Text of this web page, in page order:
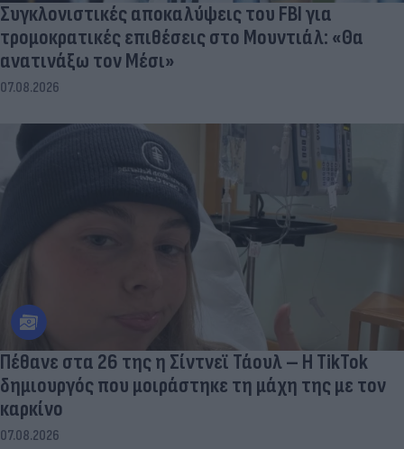
Συγκλονιστικές αποκαλύψεις του FBI για
τρομοκρατικές επιθέσεις στο Μουντιάλ: «Θα
ανατινάξω τον Μέσι»
07.08.2026
Πέθανε στα 26 της η Σίντνεϊ Τάουλ – Η TikTok
δημιουργός που μοιράστηκε τη μάχη της με τον
καρκίνο
07.08.2026